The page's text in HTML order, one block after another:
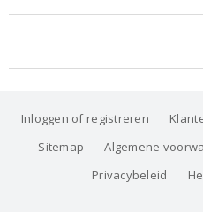
Inloggen of registreren
Sitemap
Algemene
Privacybeleid